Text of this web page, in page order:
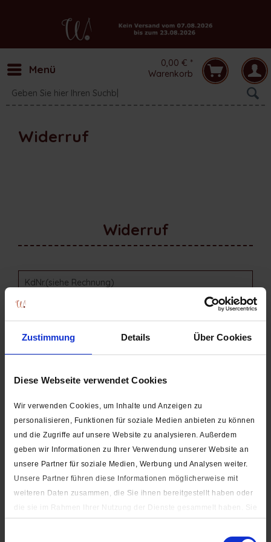
Zustimmung Details Über Cookies
Diese Webseite verwendet Cookies
Wir verwenden Cookies, um Inhalte und Anzeigen zu
personalisieren, Funktionen für soziale Medien anbieten zu können
und die Zugriffe auf unsere Website zu analysieren. Außerdem
geben wir Informationen zu Ihrer Verwendung unserer Website an
unsere Partner für soziale Medien, Werbung und Analysen weiter.
Unsere Partner führen diese Informationen möglicherweise mit
weiteren Daten zusammen, die Sie ihnen bereitgestellt haben oder
die sie im Rahmen Ihrer Nutzung der Dienste gesammelt haben. Sie
Menü
0,00 € *
Warenkorb
Widerruf
Widerruf
Die mit einem * markierten Felder sind Pflichtfelder.
Ich habe dieDatenschutzbestimmungenzur Kenntnis
genommen.